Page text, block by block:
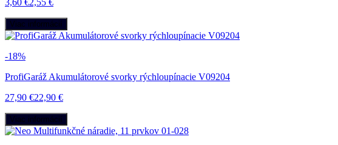
Viac informácií
-18%
ProfiGaráž Akumulátorové svorky rýchloupínacie V09204
27,90 €22,90 €
Viac informácií